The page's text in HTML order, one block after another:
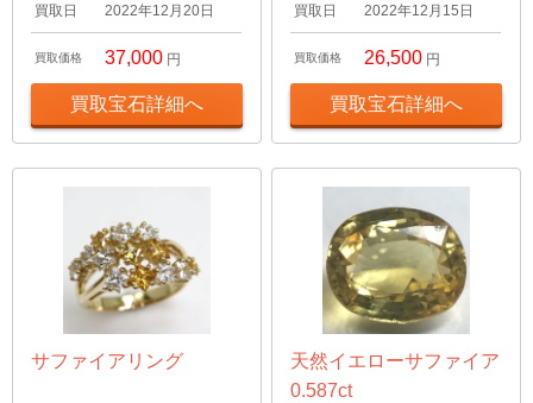
買取日 2022年12月20日
買取価格 37,000 円
買取宝石詳細へ
買取日 2022年12月15日
買取価格 26,500 円
買取宝石詳細へ
サファイアリング
天然イエローサファイア
0.587ct